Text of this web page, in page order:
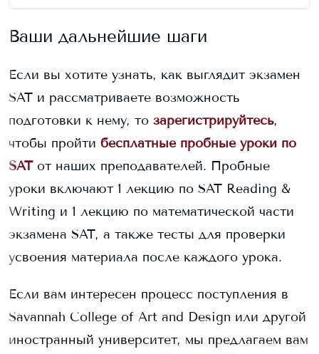
Ваши дальнейшие шаги
Если вы хотите узнать, как выглядит экзамен
SAT и рассматриваете возможность
подготовки к нему, то зарегистрируйтесь,
чтобы пройти бесплатные пробные уроки по
SAT от наших преподавателей. Пробные
уроки включают 1 лекцию по SAT Reading &
Writing и 1 лекцию по математической части
экзамена SAT, а также тесты для проверки
усвоения материала после каждого урока.
Если вам интересен процесс поступления в
Savannah College of Art and Design или другой
иностранный университет, мы предлагаем вам